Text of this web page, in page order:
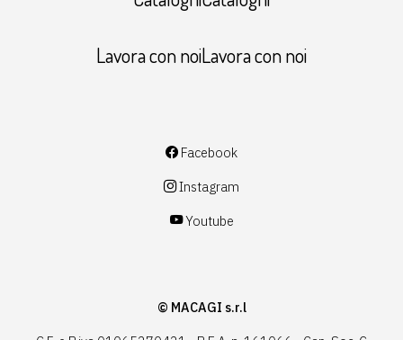
Lavora con noiLavora con noi
Facebook
Instagram
Youtube
© MACAGI s.r.l